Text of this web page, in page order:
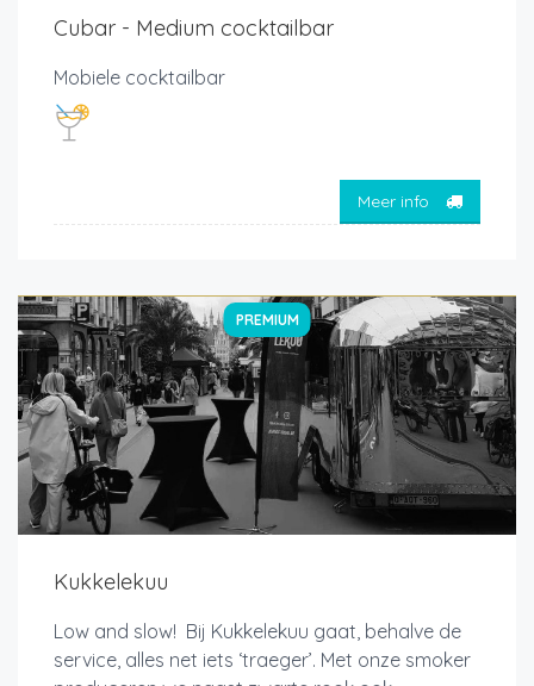
Cubar - Medium cocktailbar
Mobiele cocktailbar
Meer info
PREMIUM
Kukkelekuu
Low and slow! Bij Kukkelekuu gaat, behalve de
service, alles net iets ‘traeger’. Met onze smoker